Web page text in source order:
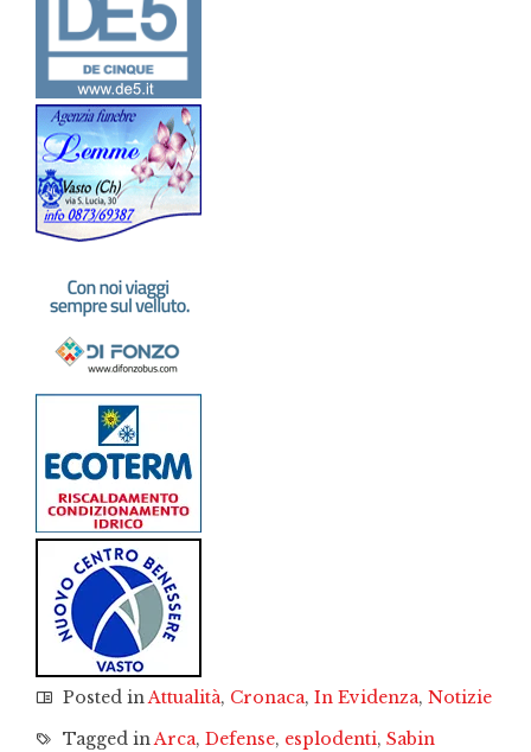
Posted inAttualità, Cronaca, In Evidenza, Notizie
Tagged inArca, Defense, esplodenti, Sabin